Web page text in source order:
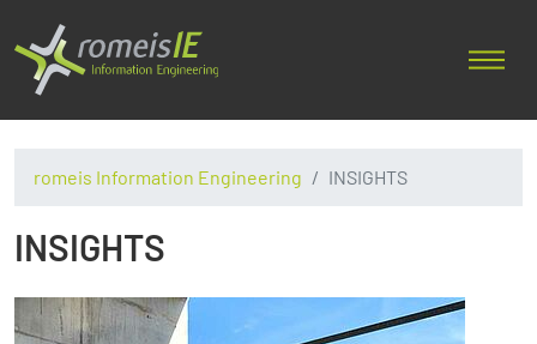
romeis Information Engineering INSIGHTS
INSIGHTS